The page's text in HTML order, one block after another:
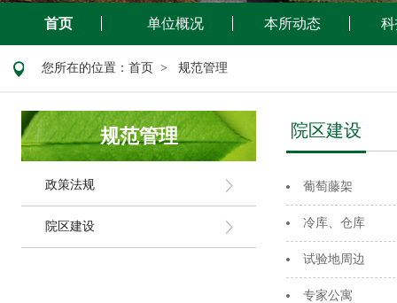
首页 单位概况 本所动态
您所在的位置： 首页 > 规范管理
规范管理
政策法规
院区建设
院区建设
葡萄藤架
冷库、仓库
试验地周边
专家公寓